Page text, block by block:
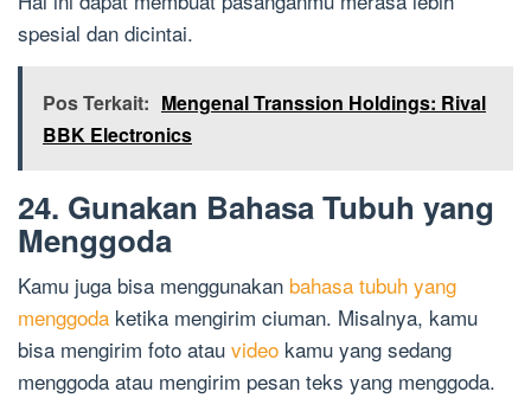
spesial dan dicintai.
Pos Terkait: Mengenal Transsion Holdings: Rival
BBK Electronics
24. Gunakan Bahasa Tubuh yang
Menggoda
Kamu juga bisa menggunakan bahasa tubuh yang
menggoda ketika mengirim ciuman. Misalnya, kamu
bisa mengirim foto atau video kamu yang sedang
menggoda atau mengirim pesan teks yang menggoda.